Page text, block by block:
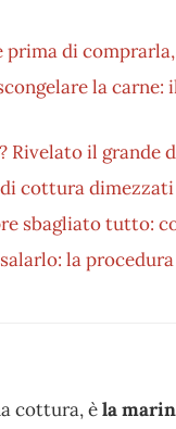
di
la
Rivelato il grande
cottura dimezzati
sbagliato tutto:
la
cottura, èla